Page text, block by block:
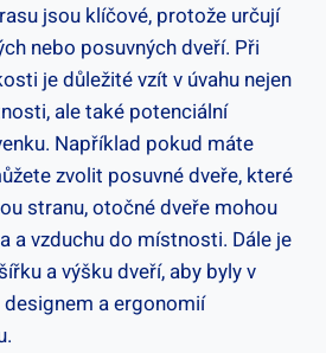
jsou klíčové, protože určují
nebo posuvných dveří. Při
je důležité vzít v úvahu nejen
ale také potenciální
Například pokud máte
zvolit posuvné dveře, které
stranu, otočné dveře mohou
a vzduchu do místnosti. Dále je
a výšku dveří, aby byly v
a ergonomií